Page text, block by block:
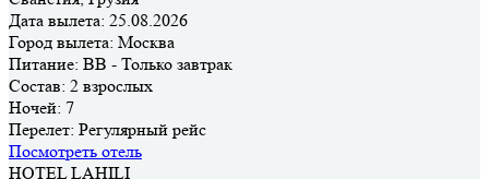
Дата вылета: 25.08.2026
Город вылета: Москва
Питание: BB - Только завтрак
Состав: 2 взрослых
Ночей: 7
Перелет: Регулярный рейс
Посмотреть отель
HOTEL LAHILI